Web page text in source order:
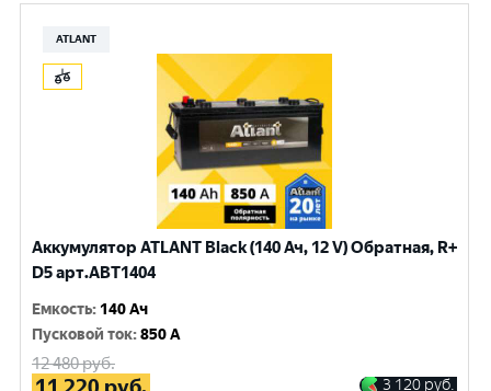
ATLANT
Аккумулятор ATLANT Black (140 Ач, 12 V) Обратная, R+
D5 арт.ABT1404
Емкость: 140 Ач
Пусковой ток:850 A
12 480руб.
3 120 руб.